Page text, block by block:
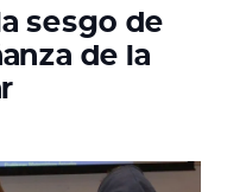
sesgo de
de la